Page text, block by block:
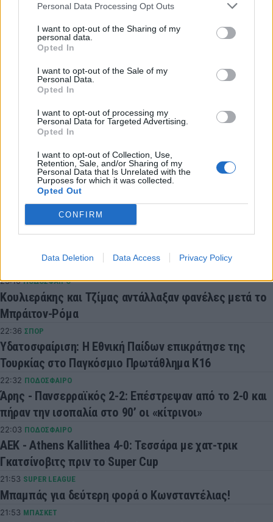
Personal Data Processing Opt Outs
I want to opt-out of the Sharing of my
personal data.
Opted In
I want to opt-out of the Sale of my
Personal Data.
Opted In
I want to opt-out of processing my
Personal Data for Targeted Advertising.
Opted In
I want to opt-out of Collection, Use,
Retention, Sale, and/or Sharing of my
Personal Data that Is Unrelated with the
Purposes for which it was collected.
Opted Out
CONFIRM
Data Deletion Data Access Privacy Policy
COMMENTS
Συνδεθείτε για να σχολιάσετε
LATEST NEWS
Αναντολού Εφές: Χάνει την αρχή της σεζόν ο
Παπαγιάννης
Πανσερραϊκός: Ανακοίνωσε τον Μανώλη Σμπώκο
SUPER LEAGUE
– Ο χαφ το… γλυκό
23:10ΠΟΔΟΣΦΑΙΡΟ
Κουλιεράκης και Τζίμας αντάλλαξαν φανέλες μετά το
Μπράιτον-Ρόμα
22:36 ΣΠΟΡ
Υδατοσφαίριση: Η Εθνική Παίδων επικράτησε της
Τουρκίας στο Παγκόσμιο Πρωτάθλημα Κ16
22:32 ΠΟΔΟΣΦΑΙΡΟ
Άρης - Πανσερραϊκός 2-2: Επέστρεψαν από το 2-0 και
πήραν την ισοπαλία στο 90’ οι «κίτρινοι»
22:03 ΠΟΔΟΣΦΑΙΡΟ
ΑΕΚ - Athens Kallithea 4-0: Τεσσάρα με χατ-τρικ
Γκατσίνοβιτς πριν το Super Cup
21:53 SUPER LEAGUE
Μπαμπάς για δεύτερη φορά ο Κωνσταντέλιας!
21:53 ΜΠΑΣΚΕΤ